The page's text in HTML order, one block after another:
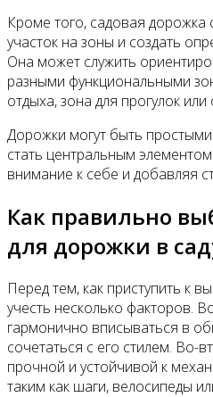
Кроме того, садовая дорожка
участок на зоны и создать
Она может служить
разными функциональными
отдыха, зона для прогулок
Дорожки могут быть
стать центральным
внимание к себе и добавляя
Как правильно
для дорожки в
Перед тем, как приступить к
учесть несколько факторов.
гармонично вписываться в
сочетаться с его стилем. Во-
прочной и устойчивой к
таким как шаги, велосипеды